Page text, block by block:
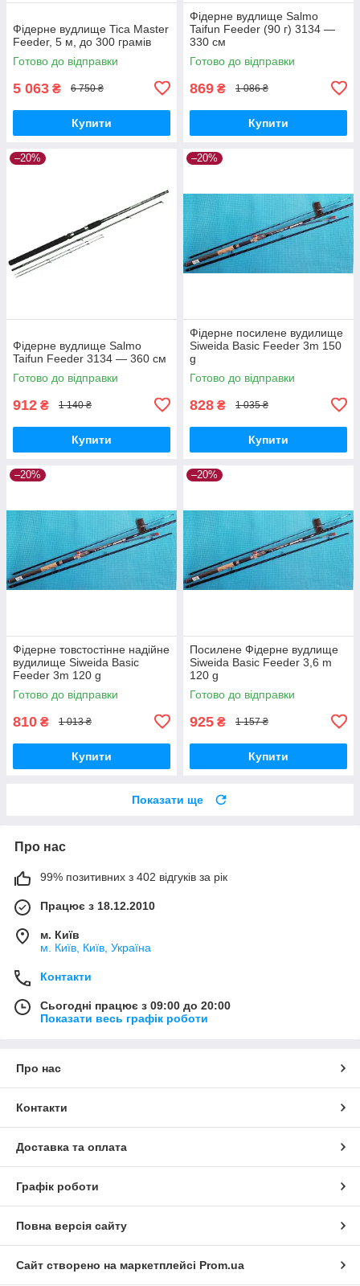
Фідерне вудлище Tica Master
Feeder, 5 м, до 300 грамів
Готово до відправки
5 063 ₴ 6 750 ₴
Купити
Фідерне вудлище Salmo
Taifun Feeder (90 г) 3134 —
330 см
Готово до відправки
869 ₴ 1 086 ₴
Купити
–20%
Фідерне вудлище Salmo
Taifun Feeder 3134 — 360 см
Готово до відправки
912 ₴ 1 140 ₴
Купити
–20%
Фідерне посилене вудилище
Siweida Basic Feeder 3m 150
g
Готово до відправки
828 ₴ 1 035 ₴
Купити
–20%
Фідерне товстостінне надійне
вудилище Siweida Basic
Feeder 3m 120 g
Готово до відправки
810 ₴ 1 013 ₴
Купити
–20%
Посилене Фідерне вудлище
Siweida Basic Feeder 3,6 m
120 g
Готово до відправки
925 ₴ 1 157 ₴
Купити
Показати ще
Про нас
99% позитивних з 402 відгуків за рік
Працює з 18.12.2010
м. Київ
м. Київ, Київ, Україна
Контакти
Сьогодні працює з 09:00 до 20:00
Показати весь графік роботи
Про нас
Контакти
Доставка та оплата
Графік роботи
Повна версія сайту
Сайт створено на маркетплейсі Prom.ua